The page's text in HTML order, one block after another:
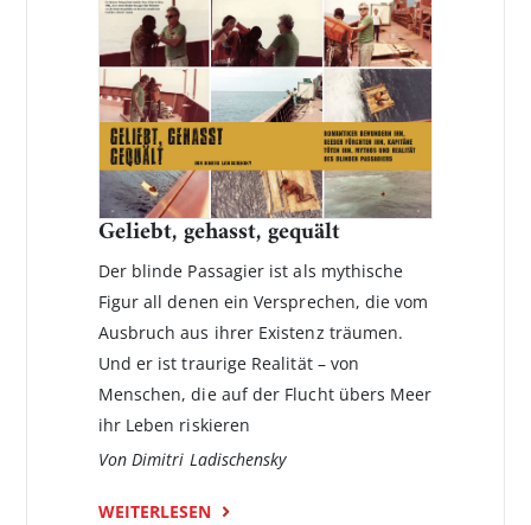
Geliebt, gehasst, gequält
Der blinde Passagier ist als mythische
Figur all denen ein Versprechen, die vom
Ausbruch aus ihrer Existenz träumen.
Und er ist traurige Realität – von
Menschen, die auf der Flucht übers Meer
ihr Leben riskieren
Von Dimitri Ladischensky
WEITERLESEN